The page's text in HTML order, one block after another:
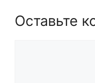
Оставьте